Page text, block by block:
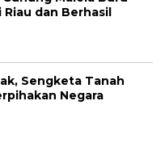
Riau dan Berhasil
Sengketa Tanah
Negara